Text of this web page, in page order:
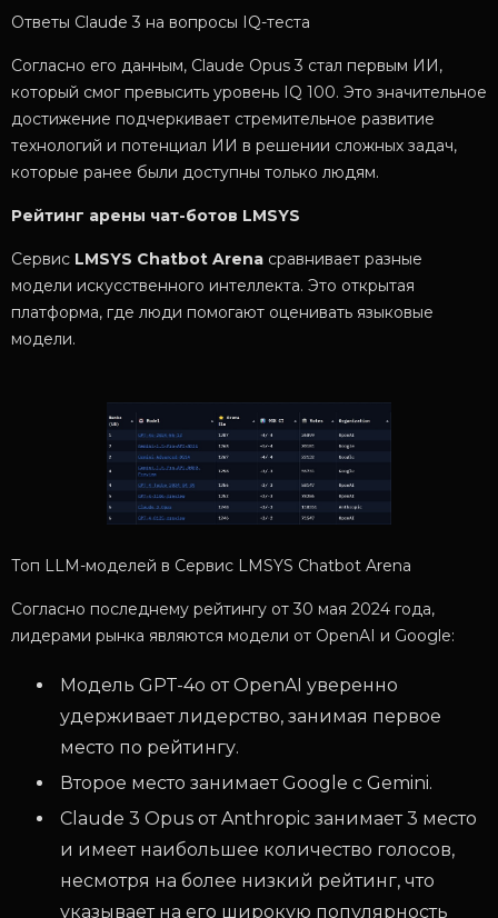
Ответы Claude 3 на вопросы IQ-теста
Согласно его данным, Claude Opus 3 стал первым ИИ,
который смог превысить уровень IQ 100. Это значительное
достижение подчеркивает стремительное развитие
технологий и потенциал ИИ в решении сложных задач,
которые ранее были доступны только людям.
Рейтинг арены чат-ботов LMSYS
Сервис LMSYS Chatbot Arena сравнивает разные
модели искусственного интеллекта. Это открытая
платформа, где люди помогают оценивать языковые
модели.
Топ LLM-моделей в Сервис LMSYS Chatbot Arena
Согласно последнему рейтингу от 30 мая 2024 года,
лидерами рынка являются модели от OpenAI и Google:
Модель GPT-4o от OpenAI уверенно
удерживает лидерство, занимая первое
место по рейтингу.
Второе место занимает Google с Gemini.
Claude 3 Opus от Anthropic занимает 3 место
и имеет наибольшее количество голосов,
несмотря на более низкий рейтинг, что
указывает на его широкую популярность